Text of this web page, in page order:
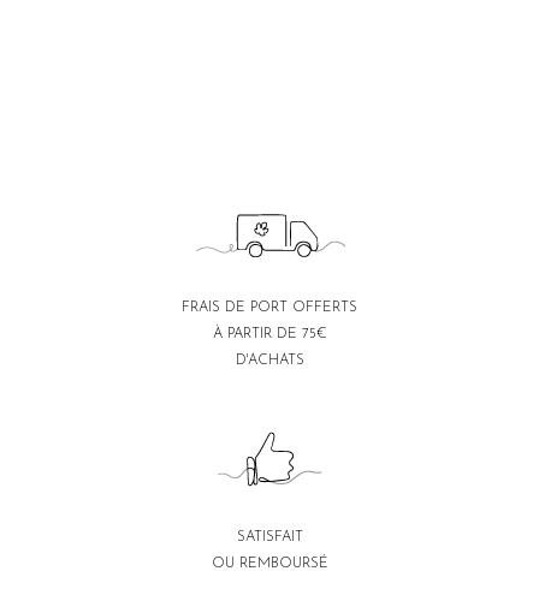
FRAIS DE PORT OFFERTS
À PARTIR DE 75€
D'ACHATS
SATISFAIT
OU REMBOURSÉ